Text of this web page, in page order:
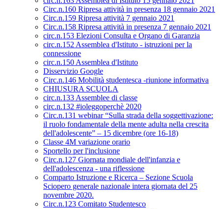
Circ.n.160 Ripresa attività in presenza 18 gennaio 2021
Circ.n.159 Ripresa attività 7 gennaio 2021
Circ.n.158 Ripresa attività in presenza 7 gennaio 2021
circ.n.153 Elezioni Consulta e Organo di Garanzia
circ.n.152 Assemblea d'Istituto - istruzioni per la
connessione
circ.n.150 Assemblea d'Istituto
Disservizio Google
Circ.n.146 Mobilità studentesca -riunione informativa
CHIUSURA SCUOLA
circ.n.133 Assemblee di classe
circ.n.132 #ioleggoperchè 2020
Circ.n.131 webinar “Sulla strada della soggettivazione:
il ruolo fondamentale della mente adulta nella crescita
dell'adolescente” – 15 dicembre (ore 16-18)
Classe 4M variazione orario
Sportello per l'inclusione
Circ.n.127 Giornata mondiale dell'infanzia e
dell'adolescenza - una riflessione
Comparto Istruzione e Ricerca – Sezione Scuola
Sciopero generale nazionale intera giornata del 25
novembre 2020.
Circ.n.123 Comitato Studentesco